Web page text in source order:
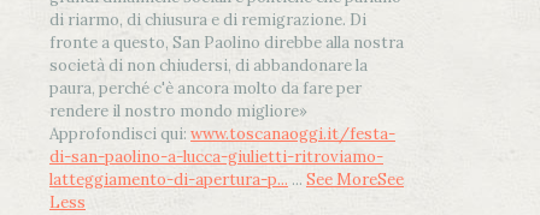
di riarmo, di chiusura e di remigrazione. Di
fronte a questo, San Paolino direbbe alla nostra
società di non chiudersi, di abbandonare la
paura, perché c'è ancora molto da fare per
rendere il nostro mondo migliore»
Approfondisci qui: www.toscanaoggi.it/festa-
di-san-paolino-a-lucca-giulietti-ritroviamo-
latteggiamento-di-apertura-p... ... See MoreSee
Less